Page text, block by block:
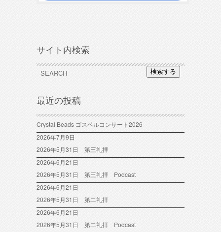
サイト内検索
検索する
最近の投稿
Crystal Beads ゴスペルコンサート2026
2026年7月9日
2026年5月31日 第三礼拝
2026年6月21日
2026年5月31日 第三礼拝 Podcast
2026年6月21日
2026年5月31日 第二礼拝
2026年6月21日
2026年5月31日 第二礼拝 Podcast